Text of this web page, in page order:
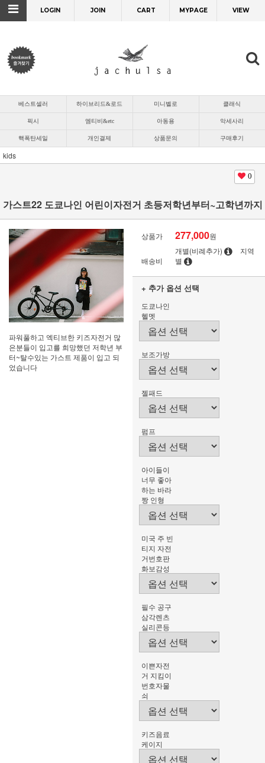
LOGIN JOIN CART MYPAGE VIEW
베스트셀러 하이브리드&로드 미니벨로 클래식
픽시 엠티비&etc 아동용 악세사리
핵폭탄세일 개인결제 상품문의 구매후기
kids
0
가스트22 도쿄나인 어린이자전거 초등저학년부터~고학년까지
파워풀하고 엑티브한 키즈자전거 많
은분들이 입고를 희망했던 저학년 부
터~탈수있는 가스트 제품이 입고 되
었습니다
상품가 277,000원
배송비
개별(비례추가)
지역
별
+ 추가 옵션 선택
도쿄나인
헬멧
보조가방
젤패드
펌프
아이들이
너무 좋아
하는 바라
짱 인형
미국 주 빈
티지 자전
거번호판
화보감성
필수 공구
삼각렌츠
실리콘등
이쁜자전
거 지킴이
번호자물
쇠
키즈음료
케이지